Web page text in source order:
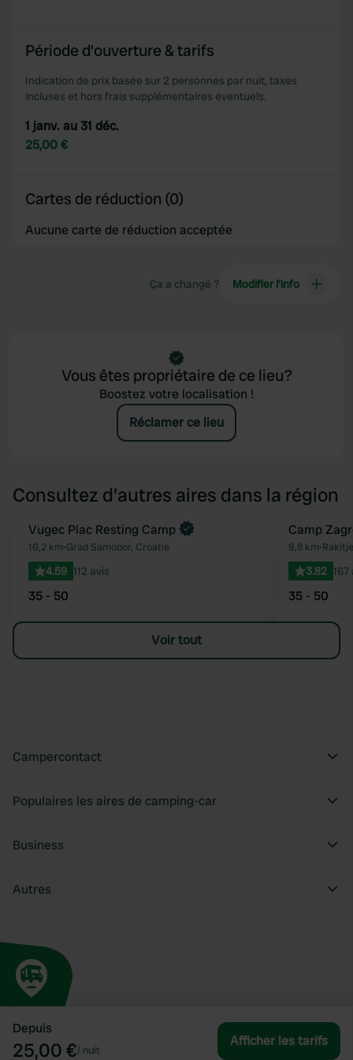
Depuis
25,00 €/ nuit
Afficher les tarifs
Période d'ouverture & tarifs
Indication de prix basée sur 2 personnes par nuit, taxes
incluses et hors frais supplémentaires éventuels.
1 janv. au 31 déc.
25,00 €
Cartes de réduction (0)
Aucune carte de réduction acceptée
Ça a changé ? Modifier l’info
Vous êtes propriétaire de ce lieu?
Boostez votre localisation !
Réclamer ce lieu
Consultez d'autres aires dans la région
Préféré
Vugec Plac Resting Camp
16,2 km•Grad Samobor, Croatie
4.59 112 avis
35 - 50
Camp
9,8 km•
3.82 167
35 - 50
Voir tout
Campercontact
Populaires les aires de camping-car
Business
Autres